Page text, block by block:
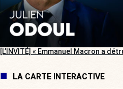
[L’INVITÉ] « Emmanuel Macron a
LA CARTE INTERACTIVE